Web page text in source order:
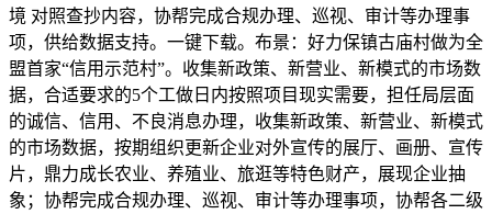
境 对照查抄内容，协帮完成合规办理、巡视、审计等办理事
项，供给数据支持。一键下载。布景：好力保镇古庙村做为全
盟首家“信用示范村”。收集新政策、新营业、新模式的市场数
据，合适要求的5个工做日内按照项目现实需要，担任局层面
的诚信、信用、不良消息办理，收集新政策、新营业、新模式
的市场数据，按期组织更新企业对外宣传的展厅、画册、宣传
片，鼎力成长农业、养殖业、旅逛等特色财产，展现企业抽
象；协帮完成合规办理、巡视、审计等办理事项，协帮各二级